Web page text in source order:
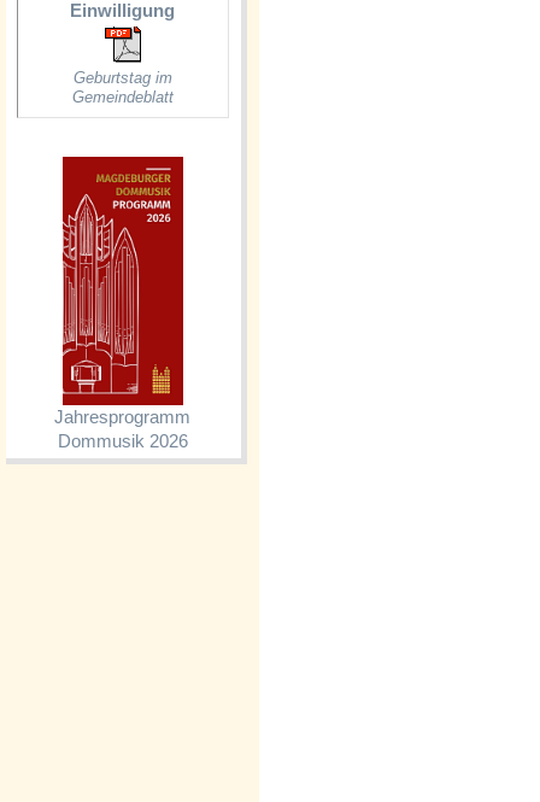
Einwilligung
Geburtstag im
Gemeindeblatt
Jahresprogramm
Dommusik 2026